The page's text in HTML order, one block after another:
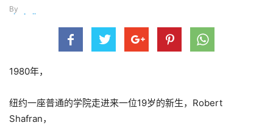
By
xieshujing
1980年，
纽约一座普通的学院走进来一位19岁的新生，Robert
Shafran，